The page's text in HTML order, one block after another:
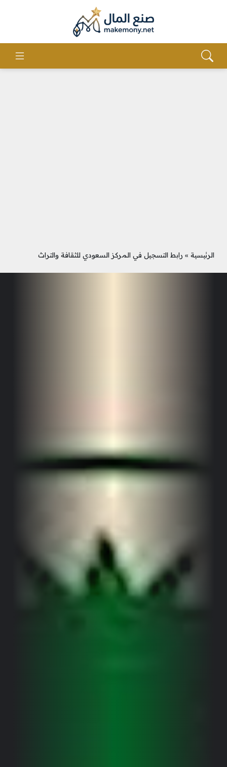
الرئيسية » رابط التسجيل في المركز السعودي للثقافة والتراث